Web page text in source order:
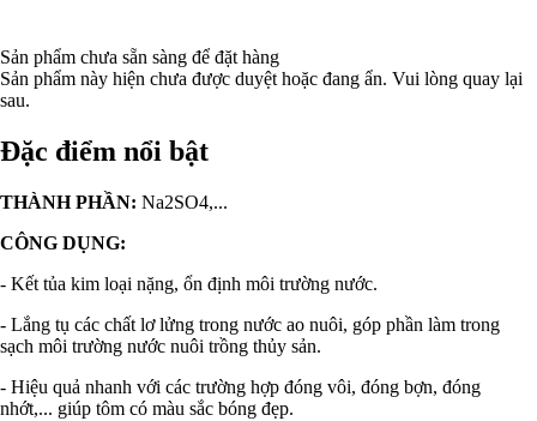
Sản phẩm chưa sẵn sàng để đặt hàng
Sản phẩm này hiện chưa được duyệt hoặc đang ẩn. Vui lòng quay lại
sau.
Đặc điểm nổi bật
THÀNH PHẦN: Na2SO4,...
CÔNG DỤNG:
- Kết tủa kim loại nặng, ổn định môi trường nước.
- Lắng tụ các chất lơ lửng trong nước ao nuôi, góp phần làm trong
sạch môi trường nước nuôi trồng thủy sản.
- Hiệu quả nhanh với các trường hợp đóng vôi, đóng bợn, đóng
nhớt,... giúp tôm có màu sắc bóng đẹp.